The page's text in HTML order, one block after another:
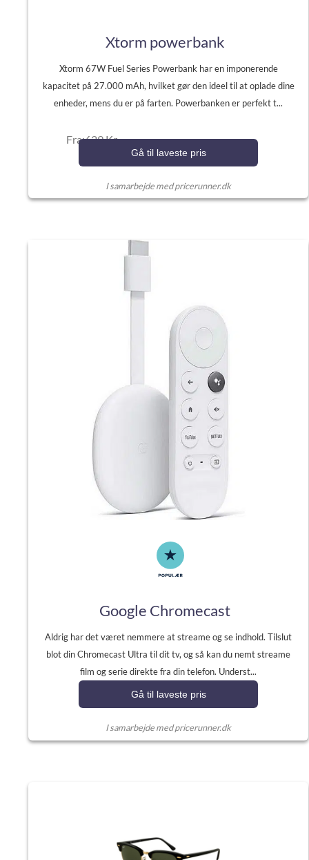
Xtorm powerbank
Xtorm 67W Fuel Series Powerbank har en imponerende
kapacitet på 27.000 mAh, hvilket gør den ideel til at oplade dine
enheder, mens du er på farten. Powerbanken er perfekt t...
Fra:629 Kr.
Gå til laveste pris
I samarbejde med pricerunner.dk
Google Chromecast
Aldrig har det været nemmere at streame og se indhold. Tilslut
blot din Chromecast Ultra til dit tv, og så kan du nemt streame
film og serie direkte fra din telefon. Underst...
Gå til laveste pris
I samarbejde med pricerunner.dk